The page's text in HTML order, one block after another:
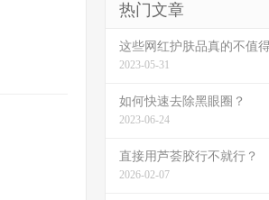
热门文章
这些网红护肤品真的不值
2023-05-31
如何快速去除黑眼圈？
2023-06-24
直接用芦荟胶行不就行？
2026-02-07